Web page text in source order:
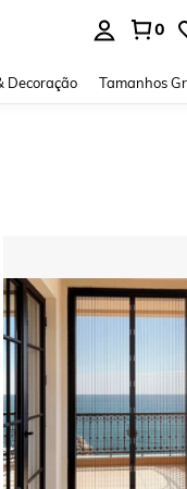
0
Decoração Tamanhos